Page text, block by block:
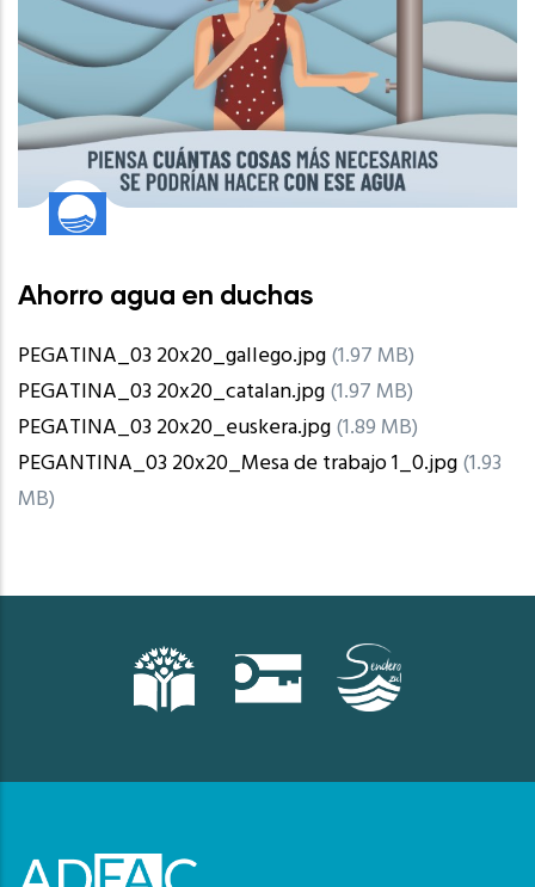
Ahorro agua en duchas
PEGATINA_03 20x20_gallego.jpg(1.97 MB)
PEGATINA_03 20x20_catalan.jpg(1.97 MB)
PEGATINA_03 20x20_euskera.jpg(1.89 MB)
PEGANTINA_03 20x20_Mesa de trabajo 1_0.jpg(1.93
MB)